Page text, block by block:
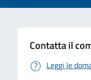
Contatta il
Leggi le